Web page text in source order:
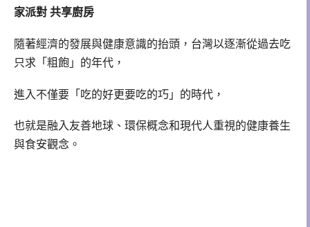
家派對 共享廚房
隨著經濟的發展與健康意識的抬頭，台灣以逐漸從過去吃
只求「粗飽」的年代，
進入不僅要「吃的好更要吃的巧」的時代，
也就是融入友善地球、環保概念和現代人重視的健康養生
與食安觀念。